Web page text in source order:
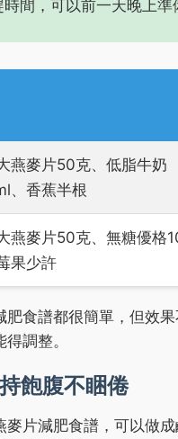
間，可以前一天晚上準
燕麥片50克、低脂牛奶
、香蕉半根
燕麥片50克、無糖優格
果少許
肥食譜都很簡單，但效
調整。
飽腹不睏倦
麥片減肥食譜，可以做